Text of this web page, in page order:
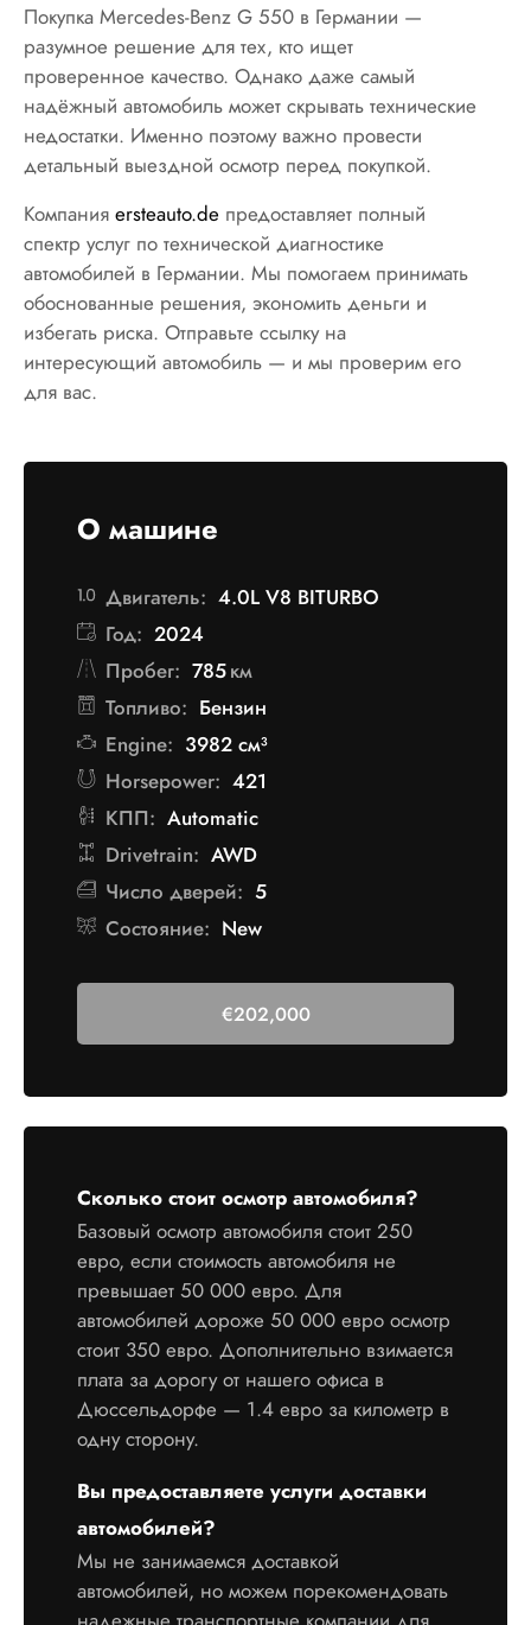
Покупка Mercedes-Benz G 550 в Германии —
разумное решение для тех, кто ищет
проверенное качество. Однако даже самый
надёжный автомобиль может скрывать технические
недостатки. Именно поэтому важно провести
детальный выездной осмотр перед покупкой.
Компания ersteauto.de предоставляет полный
спектр услуг по технической диагностике
автомобилей в Германии. Мы помогаем принимать
обоснованные решения, экономить деньги и
избегать риска. Отправьте ссылку на
интересующий автомобиль — и мы проверим его
для вас.
О машине
Двигатель: 4.0L V8 BITURBO
Год: 2024
Пробег: 785км
Топливо: Бензин
Engine: 3982 см³
Horsepower: 421
КПП: Automatic
Drivetrain: AWD
Число дверей: 5
Состояние: New
€202,000
Сколько стоит осмотр автомобиля?
Базовый осмотр автомобиля стоит 250
евро, если стоимость автомобиля не
превышает 50 000 евро. Для
автомобилей дороже 50 000 евро осмотр
стоит 350 евро. Дополнительно взимается
плата за дорогу от нашего офиса в
Дюссельдорфе — 1.4 евро за километр в
одну сторону.
Вы предоставляете услуги доставки
автомобилей?
Мы не занимаемся доставкой
автомобилей, но можем порекомендовать